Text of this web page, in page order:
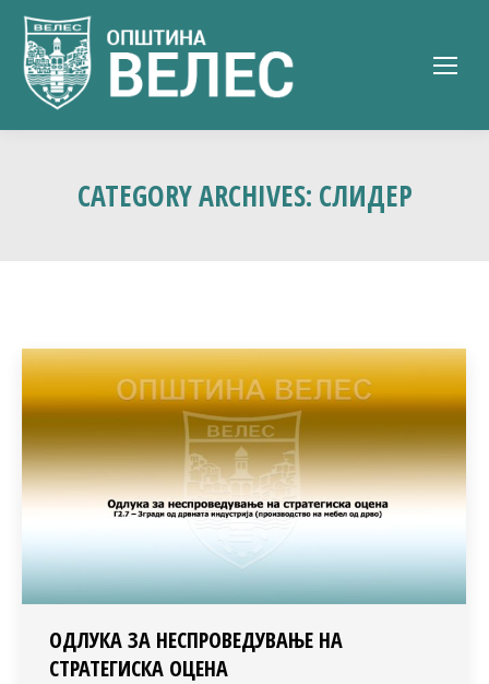
CATEGORY ARCHIVES: СЛИДЕР
ОДЛУКА ЗА НЕСПРОВЕДУВАЊЕ НА
СТРАТЕГИСКА ОЦЕНА